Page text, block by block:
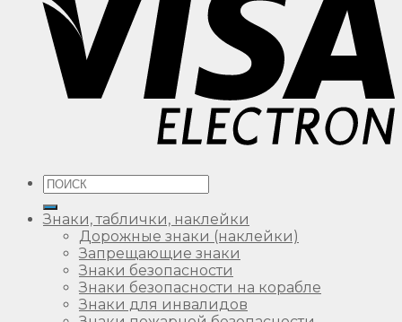
Искать:
Знаки, таблички, наклейки
Дорожные знаки (наклейки)
Запрещающие знаки
Знаки безопасности
Знаки безопасности на корабле
Знаки для инвалидов